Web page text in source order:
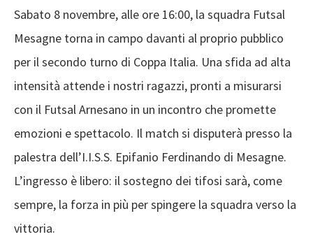
Sabato 8 novembre, alle ore 16:00, la squadra Futsal
Mesagne torna in campo davanti al proprio pubblico
per il secondo turno di Coppa Italia. Una sfida ad alta
intensità attende i nostri ragazzi, pronti a misurarsi
con il Futsal Arnesano in un incontro che promette
emozioni e spettacolo. Il match si disputerà presso la
palestra dell’I.I.S.S. Epifanio Ferdinando di Mesagne.
L’ingresso è libero: il sostegno dei tifosi sarà, come
sempre, la forza in più per spingere la squadra verso la
vittoria.